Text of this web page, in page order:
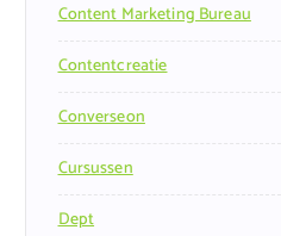
Content Marketing Bureau
Contentcreatie
Converseon
Cursussen
Dept